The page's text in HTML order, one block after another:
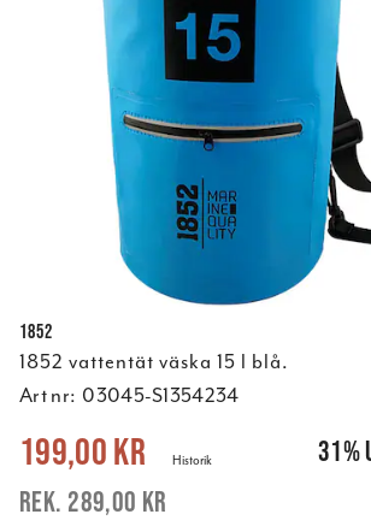
1852
1852 vattentät väska 15 l blå.
Art nr: 03045-S1354234
Nuvarande pris:199,00 kr 289,00 kr
199,00 kr
289,00 kr
Historik 31%